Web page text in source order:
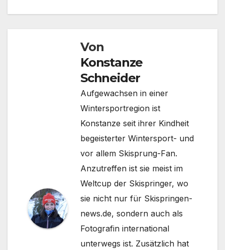
Von
Konstanze
Schneider
Aufgewachsen in einer
Wintersportregion ist
Konstanze seit ihrer Kindheit
begeisterter Wintersport- und
vor allem Skisprung-Fan.
Anzutreffen ist sie meist im
Weltcup der Skispringer, wo
sie nicht nur für Skispringen-
news.de, sondern auch als
Fotografin international
unterwegs ist. Zusätzlich hat